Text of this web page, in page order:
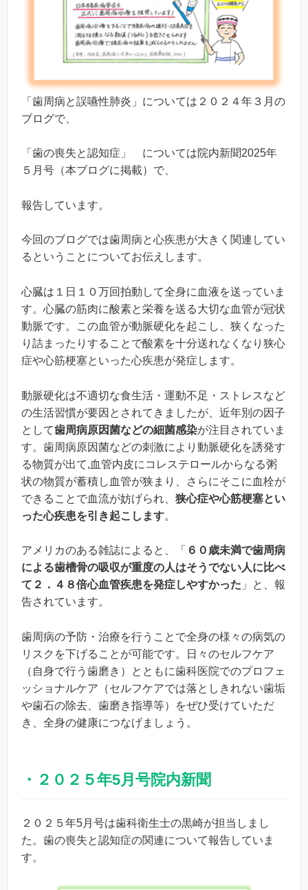
「歯周病と誤嚥性肺炎」については２０２４年３月の
ブログで、
「歯の喪失と認知症」 については院内新聞2025年
５月号（本ブログに掲載）で、
報告しています。
今回のブログでは歯周病と心疾患が大きく関連してい
るということについてお伝えします。
心臓は１日１０万回拍動して全身に血液を送っていま
す。心臓の筋肉に酸素と栄養を送る大切な血管が冠状
動脈です。この血管が動脈硬化を起こし、狭くなった
り詰まったりすることで酸素を十分送れなくなり狭心
症や心筋梗塞といった心疾患が発症します。
動脈硬化は不適切な食生活・運動不足・ストレスなど
の生活習慣が要因とされてきましたが、近年別の因子
として歯周病原因菌などの細菌感染が注目されていま
す。歯周病原因菌などの刺激により動脈硬化を誘発す
る物質が出て,血管内皮にコレステロールからなる粥
状の物質が蓄積し血管が狭まり、さらにそこに血栓が
できることで血流が妨げられ、 狭心症や心筋梗塞とい
った心疾患を引き起こします。
アメリカのある雑誌によると、「 ６０歳未満で歯周病
による歯槽骨の吸収が重度の人はそうでない人に比べ
て２．４８倍心血管疾患を発症しやすかった 」と、報
告されています。
歯周病の予防・治療を行うことで全身の様々の病気の
リスクを下げることが可能です。日々のセルフケア
（自身で行う歯磨き）とともに歯科医院でのプロフェ
ッショナルケア（セルフケアでは落としきれない歯垢
や歯石の除去、歯磨き指導等）をぜひ受けていただ
き、全身の健康につなげましょう。
・２０２５年5月号院内新聞
２０２５年5月号は歯科衛生士の黒崎が担当しまし
た。歯の喪失と認知症の関連について報告していま
す。